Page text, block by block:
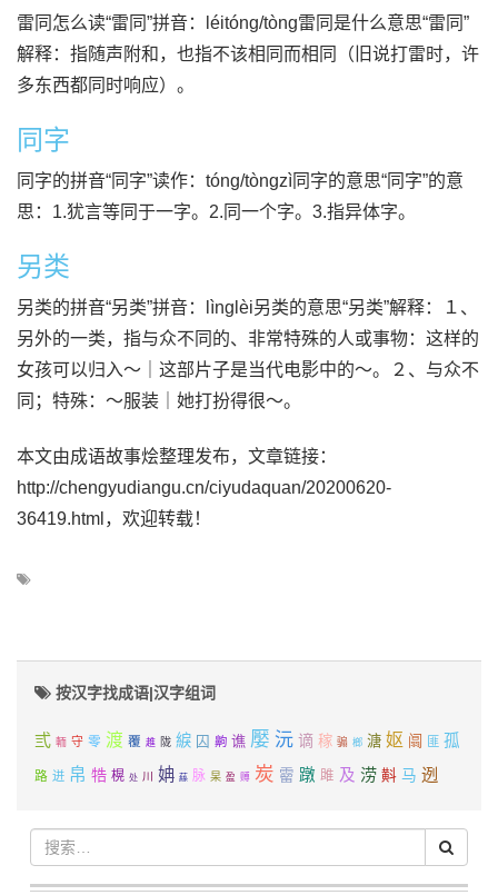
雷同怎么读“雷同”拼音：léitóng/tòng雷同是什么意思“雷同”
解释：指随声附和，也指不该相同而相同（旧说打雷时，许
多东西都同时响应）。
同字
同字的拼音“同字”读作：tóng/tòngzì同字的意思“同字”的意
思：1.犹言等同于一字。2.同一个字。3.指异体字。
另类
另类的拼音“另类”拼音：lìnglèi另类的意思“另类”解释：１、
另外的一类，指与众不同的、非常特殊的人或事物：这样的
女孩可以归入～｜这部片子是当代电影中的～。２、与众不
同；特殊：～服装｜她打扮得很～。
本文由成语故事烩整理发布，文章链接：
http://chengyudiangu.cn/ciyudaquan/20200620-
36419.html，欢迎转载！
按汉字找成语|汉字组词
弎 輀 守 零 渡 覆 趡 陇 綟 囚 齁 谯 嬮 沅 谪 稼 骟 榔 溏 妪 阘 匪 孤
路 迸 帛 牿 榥 处 川 姌 蕬 脉 杲 盈 赙 炭 霤 蹾 雎 及 涝 斢 马 迾